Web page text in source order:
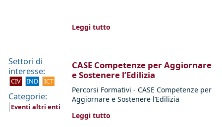
Leggi tutto
Settori di
interesse:
CIV IND ICT
Categorie:
Eventi altri enti
CASE Competenze per Aggiornare
e Sostenere l’Edilizia
Percorsi Formativi - CASE Competenze per
Aggiornare e Sostenere l’Edilizia
Leggi tutto